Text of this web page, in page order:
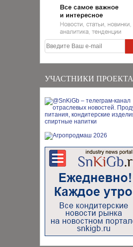
УЧАСТНИКИ ПРОЕКТА